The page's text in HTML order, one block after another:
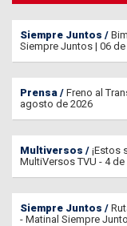
Siempre Juntos
Siempre Juntos | 06
Prensa
Freno al
agosto de 2026
Multiversos
¡Estos
MultiVersos TVU - 4
Siempre Juntos
- Matinal Siempre